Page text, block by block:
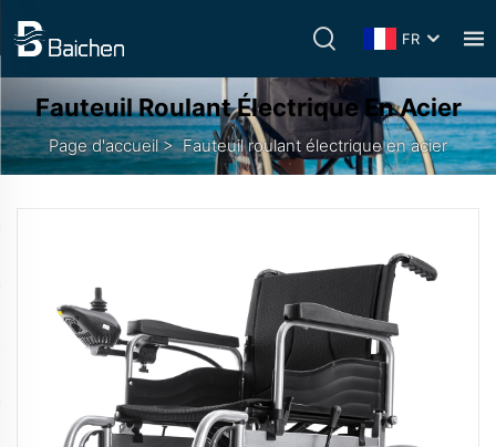
FR
Fauteuil Roulant Électrique En Acier
Page d'accueil>Fauteuil roulant électrique en acier